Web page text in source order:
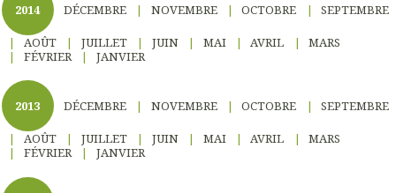
2014 DÉCEMBRE NOVEMBRE OCTOBRE SEPTEMBRE
AOÛT JUILLET JUIN MAI AVRIL
MARS
FÉVRIER
JANVIER
2013 DÉCEMBRE NOVEMBRE OCTOBRE SEPTEMBRE
AOÛT JUILLET JUIN MAI AVRIL
MARS
FÉVRIER
JANVIER